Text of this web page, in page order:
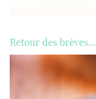
Retour des brèves…